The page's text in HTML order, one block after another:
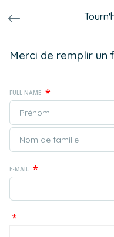
Merci de remplir un
FULL NAME *
E-MAIL *
*